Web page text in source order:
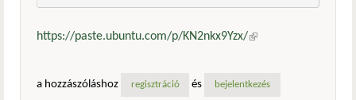
https://paste.ubuntu.com/p/KN2nkx9Yzx/(külső
a hozzászóláshoz regisztráció és bejelentkezés